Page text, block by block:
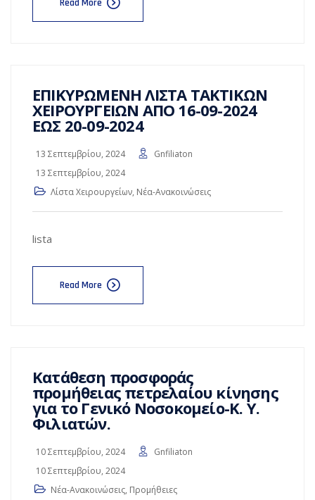
Read More
ΕΠΙΚΥΡΩΜΕΝΗ ΛΙΣΤΑ ΤΑΚΤΙΚΩΝ
ΧΕΙΡΟΥΡΓΕΙΩΝ ΑΠΟ 16-09-2024
ΕΩΣ 20-09-2024
13 Σεπτεμβρίου, 2024
Gnfiliaton
13 Σεπτεμβρίου, 2024
Λίστα Χειρουργείων, Νέα-Ανακοινώσεις
lista
Read More
Κατάθεση προσφοράς
προμήθειας πετρελαίου κίνησης
για το Γενικό Νοσοκομείο-Κ. Υ.
Φιλιατών.
10 Σεπτεμβρίου, 2024
Gnfiliaton
10 Σεπτεμβρίου, 2024
Νέα-Ανακοινώσεις, Προμήθειες